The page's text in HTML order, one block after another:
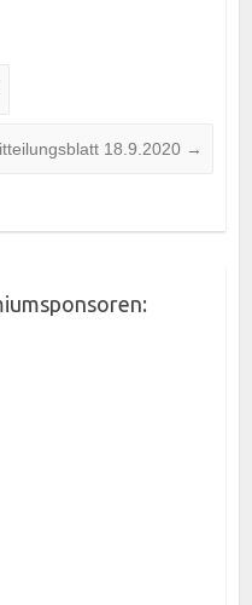
18.9.2020 →